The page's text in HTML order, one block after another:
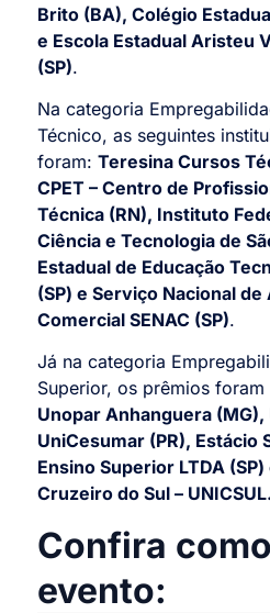
Brito (BA), Colégio
e Escola Estadual Aristeu
(SP).
Na categoria
Técnico, as seguintes
foram: Teresina Cursos
CPET – Centro de
Técnica (RN), Instituto
Ciência e Tecnologia de
Estadual de Educação
(SP) e Serviço Nacional
Comercial SENAC (SP).
Já na categoria
Superior, os prêmios foram
Unopar Anhanguera
UniCesumar (PR), Estácio
Ensino Superior LTDA
Cruzeiro do Sul – UNICSUL.
Confira
evento: